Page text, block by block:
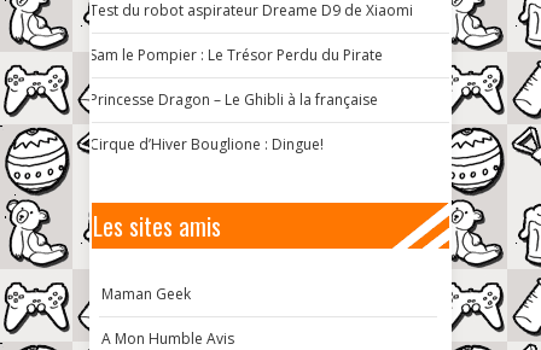
Test du robot aspirateur Dreame D9 de Xiaomi
Sam le Pompier : Le Trésor Perdu du Pirate
Princesse Dragon – Le Ghibli à la française
Cirque d’Hiver Bouglione : Dingue!
Les sites amis
Maman Geek
A Mon Humble Avis